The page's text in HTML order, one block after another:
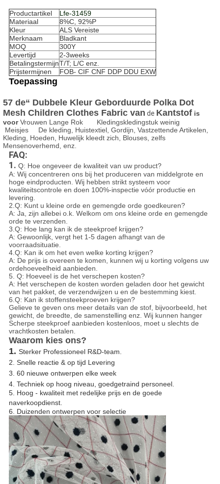
Productartikel
Lfe-31459
Materiaal
8%C, 92%P
Kleur
ALS Vereiste
Merknaam
Bladkant
MOQ
300Y
Levertijd
2-3weeks
BetalingstermijnT/T; L/C enz.
Prijstermijnen
FOB- CIF CNF DDP DDU EXW
Toepassing
57 de“ Dubbele Kleur Geborduurde Polka Dot
Mesh Children Clothes Fabric van de Kantstofis
voorVrouwen Lange Rok Kledingskledingstuk weinig
Meisjes De kleding, Huistextiel, Gordijn, Vastzettende Artikelen,
Kleding, Hoeden, Huwelijk kleedt zich, Blouses, zelfs
Mensenoverhemd, enz.
FAQ:
1. Q: Hoe ongeveer de kwaliteit van uw product?
A: Wij concentreren ons bij het produceren van middelgrote en
hoge eindproducten. Wij hebben strikt systeem voor
kwaliteitscontrole en doen 100%-inspectie vóór productie en
levering.
2.Q: Kunt u kleine orde en gemengde orde goedkeuren?
A: Ja, zijn allebei o.k. Welkom om ons kleine orde en gemengde
orde te verzenden.
3.Q: Hoe lang kan ik de steekproef krijgen?
A: Gewoonlijk, vergt het 1-5 dagen afhangt van de
voorraadsituatie.
4.Q: Kan ik om het even welke korting krijgen?
A: De prijs is overeen te komen, kunnen wij u korting volgens uw
ordehoeveelheid aanbieden.
5. Q: Hoeveel is de het verschepen kosten?
A: Het verschepen de kosten worden geladen door het gewicht
van het pakket, de verzendwijzen u en de bestemming kiest.
6.Q: Kan ik stoffensteekproeven krijgen?
Gelieve te geven ons meer details van de stof, bijvoorbeeld, het
gewicht, de breedte, de samenstelling enz. Wij kunnen hanger
Scherpe steekproef aanbieden kostenloos, moet u slechts de
vrachtkosten betalen.
Waarom kies ons?
1. Sterker Professioneel R&D-team.
2. Snelle reactie & op tijd Levering
3. 60 nieuwe ontwerpen elke week
4. Techniek op hoog niveau, goedgetraind personeel.
5. Hoog - kwaliteit met redelijke prijs en de goede
naverkoopdienst.
6. Duizenden ontwerpen voor selectie